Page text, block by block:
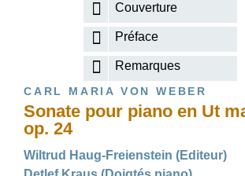
Couverture
Préface
Remarques
CARL MARIA VON WEBER
Sonate pour piano en Ut
op. 24
Wiltrud Haug-Freienstein (Editeur)